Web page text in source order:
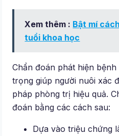
Xem thêm : Bật mí
tuổi khoa học
Chẩn đoán phát hiện
trọng giúp người nuôi xác
pháp phòng trị hiệu quả.
đoán bằng các cách sau:
Dựa vào triệu chứng